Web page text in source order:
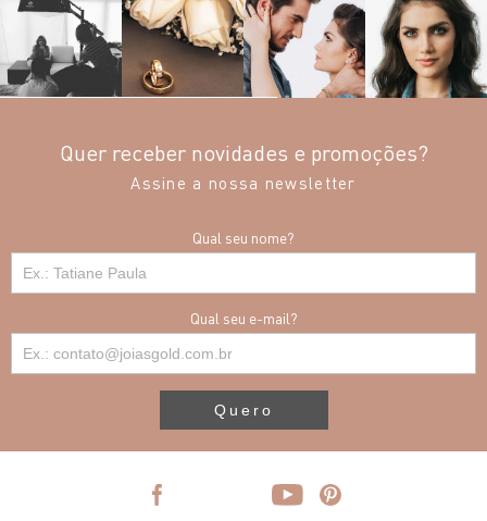
Quer receber novidades e promoções?
Assine a nossa newsletter
Qual seu nome?
Qual seu e-mail?
Quero